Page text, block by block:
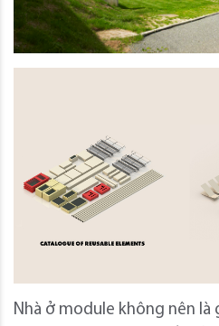
Nhà ở module không nên